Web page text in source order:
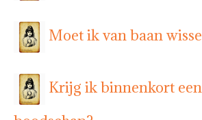
Moet ik van baan
Krijg ik binnenkort